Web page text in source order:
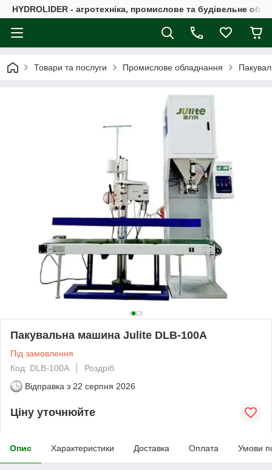
HYDROLIDER - агротехніка, промислове та будівельне
Товари та послуги Промислове обладнання
Пакувальна машина Julite DLB-100A
Під замовлення
Код: DLB-100A
Роздріб
Відправка з 22 серпня 2026
Ціну уточнюйте
Опис Характеристики Доставка Оплата Умови